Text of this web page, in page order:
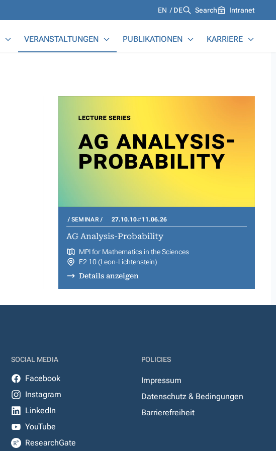
Languages
EN DE Search Intranet
VERANSTALTUNGEN PUBLIKATIONEN KARRIERE
SEMINAR 27.10.10 11.06.26
AG Analysis-Probability
MPI for Mathematics in the Sciences
E2 10 (Leon-Lichtenstein)
Details anzeigen
SOCIAL MEDIA
Facebook
Instagram
LinkedIn
YouTube
ResearchGate
POLICIES
Impressum
Datenschutz & Bedingungen
Barrierefreiheit